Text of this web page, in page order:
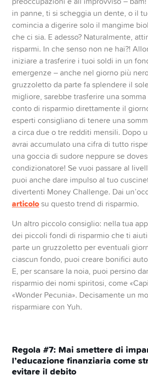
in panne, ti si scheggia un dente, o il
comincia a digerire solo il mangime
che ci sia. E adesso? Naturalmente,
risparmi. In che senso non ne hai?!
iniziare a trasferire i tuoi soldi in un
emergenze – anche nel giorno più
gruzzoletto da parte fa splendere il
migliore, sarebbe trasferire una
conto di risparmio direttamente il
esperti consigliano di tenere una
a circa due o tre redditi mensili. Dopo
avrai accumulato una cifra di tutto
una goccia di sudore neppure se
condizionatore! Se vuoi passare al
puoi anche dare impulso al tuo
divertenti Money Challenge. Dai
articolosu questo trend di risparmio.
Un altro piccolo consiglio: nella tua
dei piccoli fondi di risparmio che ti
parte un gruzzoletto per eventuali
ciascun fondo, puoi creare bonifici
E, per scansare la noia, puoi persino
risparmio dei nomi spiritosi, come
«Wonder Pecunia». Decisamente un
risparmiare con Yuh.
Regola #7: Mai smettere di
l’educazione finanziaria come
evitare il debito